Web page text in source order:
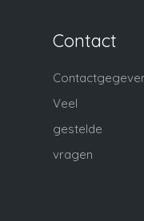
Contact
Veel
gestelde
vragen